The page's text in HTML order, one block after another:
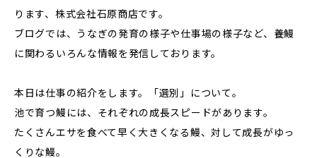
ります、株式会社石原商店です。
ブログでは、うなぎの発育の様子や仕事場の様子など、養鰻
に関わるいろんな情報を発信しております。
本日は仕事の紹介をします。「選別」について。
池で育つ鰻には、それぞれの成長スピードがあります。
たくさんエサを食べて早く大きくなる鰻、対して成長がゆっ
くりな鰻。